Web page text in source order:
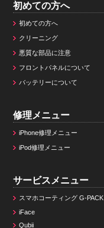
初めての方へ
初めての方へ
クリーニング
悪質な部品に注意
フロントパネルについて
バッテリーについて
修理メニュー
iPhone修理メニュー
iPod修理メニュー
サービスメニュー
スマホコーティング G-PACK
iFace
Qubii